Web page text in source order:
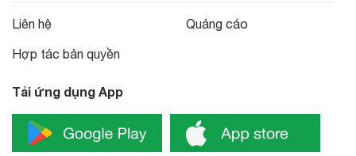
Liên hệ
Hợp tác bản quyền
Quảng cáo
Tải ứng dụng App